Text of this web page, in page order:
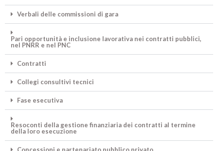
Verbali delle commissioni di gara
Pari opportunità e inclusione lavorativa nei contratti pubblici,
nel PNRR e nel PNC
Contratti
Collegi consultivi tecnici
Fase esecutiva
Resoconti della gestione finanziaria dei contratti al termine
della loro esecuzione